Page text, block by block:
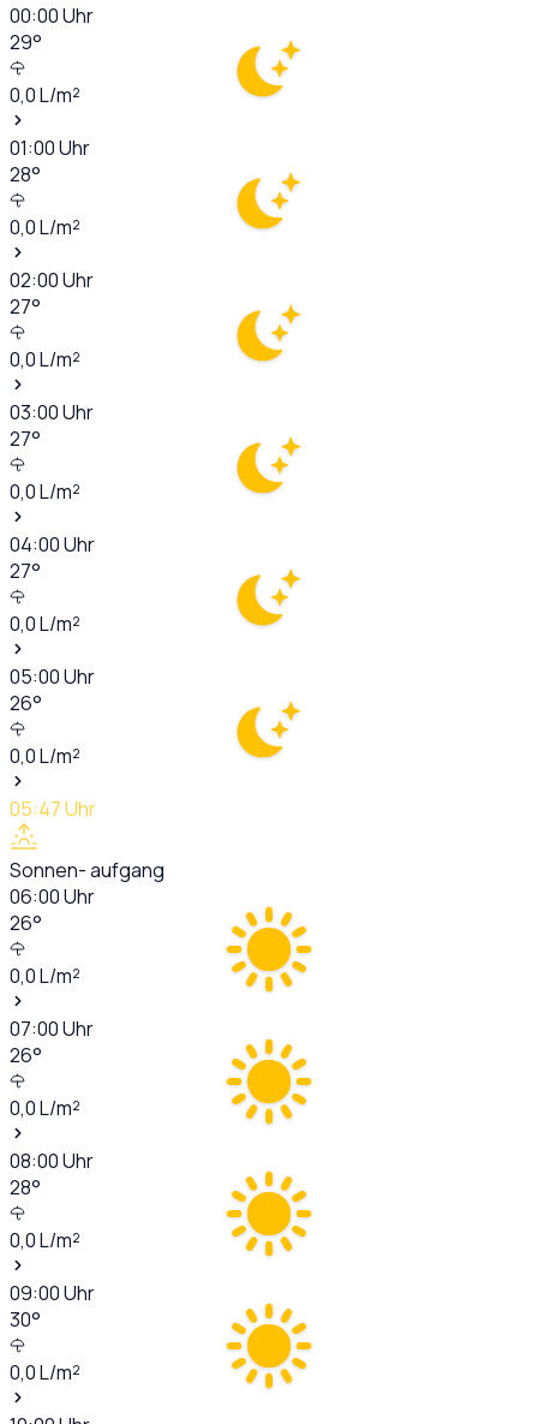
00:00Uhr
29°
0,0L/m²
01:00Uhr
28°
0,0L/m²
02:00Uhr
27°
0,0L/m²
03:00Uhr
27°
0,0L/m²
04:00Uhr
27°
0,0L/m²
05:00Uhr
26°
0,0L/m²
05:47Uhr
Sonnen- aufgang
06:00Uhr
26°
0,0L/m²
07:00Uhr
26°
0,0L/m²
08:00Uhr
28°
0,0L/m²
09:00Uhr
30°
0,0L/m²